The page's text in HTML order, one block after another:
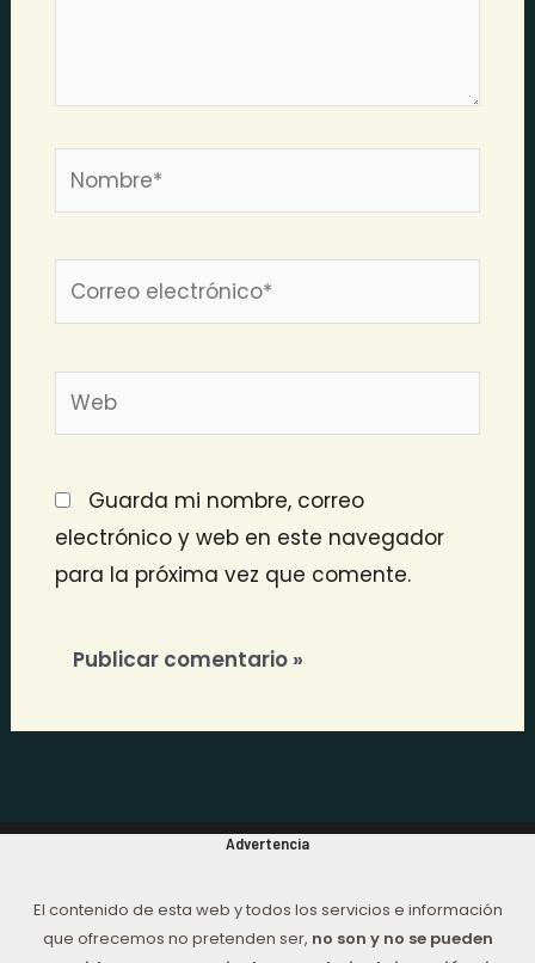
Nombre*
Correo
Web
Guarda mi nombre, correo
electrónico y web en este navegador
para la próxima vez que comente.
Advertencia
El contenido de esta web y todos los servicios e información
que ofrecemos no pretenden ser, no son y no se pueden